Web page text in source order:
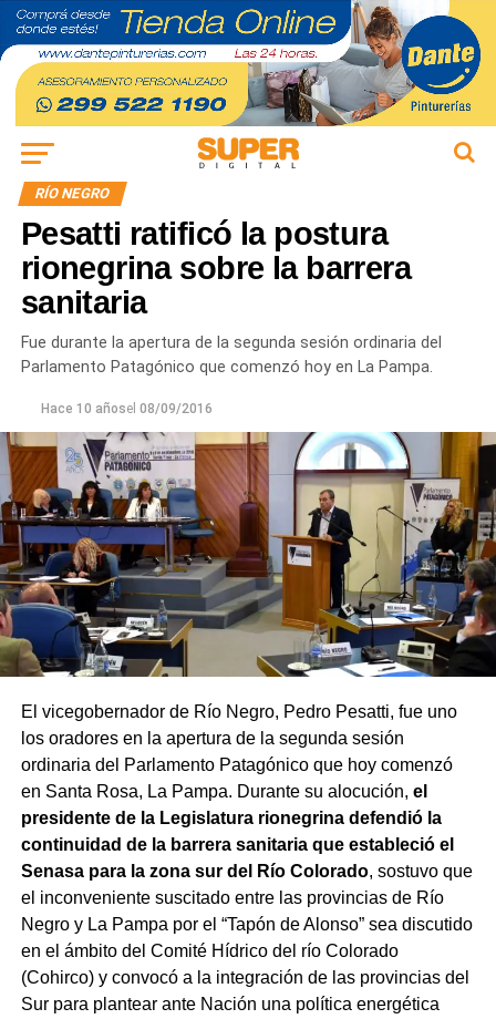
RÍO NEGRO
Pesatti ratificó la postura
rionegrina sobre la barrera
sanitaria
Fue durante la apertura de la segunda sesión ordinaria del
Parlamento Patagónico que comenzó hoy en La Pampa.
Hace 10 añosel 08/09/2016
El vicegobernador de Río Negro, Pedro Pesatti, fue uno
los oradores en la apertura de la segunda sesión
ordinaria del Parlamento Patagónico que hoy comenzó
en Santa Rosa, La Pampa. Durante su alocución, el
presidente de la Legislatura rionegrina defendió la
continuidad de la barrera sanitaria que estableció el
Senasa para la zona sur del Río Colorado, sostuvo que
el inconveniente suscitado entre las provincias de Río
Negro y La Pampa por el “Tapón de Alonso” sea discutido
en el ámbito del Comité Hídrico del río Colorado
(Cohirco) y convocó a la integración de las provincias del
Sur para plantear ante Nación una política energética